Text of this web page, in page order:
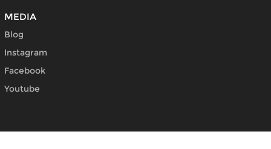
MEDIA
Blog
Instagram
Facebook
Youtube